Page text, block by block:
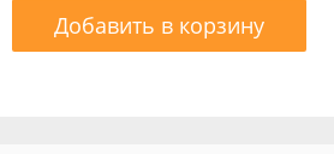
Добавить в корзину